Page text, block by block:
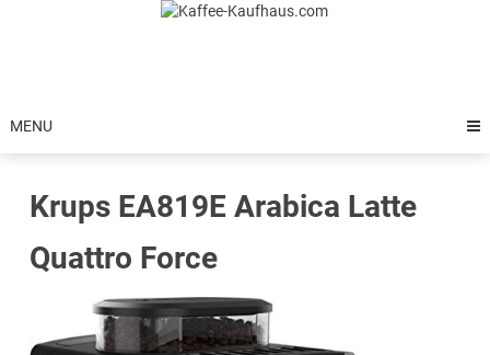
MENU
Krups EA819E Arabica Latte
Quattro Force